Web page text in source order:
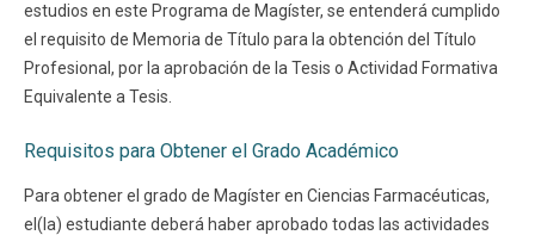
estudios en este Programa de Magíster, se entenderá cumplido
el requisito de Memoria de Título para la obtención del Título
Profesional, por la aprobación de la Tesis o Actividad Formativa
Equivalente a Tesis.
Requisitos para Obtener el Grado Académico
Para obtener el grado de Magíster en Ciencias Farmacéuticas,
el(la) estudiante deberá haber aprobado todas las actividades